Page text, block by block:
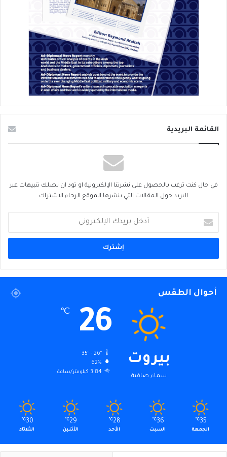
القائمة البريدية
في حال كنت ترغب بالحصول على نشرتنا الإلكترونية او تود ان تصلك تنبيهات عبر
البريد حول المقالات التي ينشرها الموقع الرجاء الاشتراك
بريدك
الإلكتروني
أحوال الطقس
بيروت
سماء صافية
26
℃
35º - 26º
62%
3.84 كيلومتر/ساعة
35
℃
الجمعة
36
℃
السبت
28
℃
الأحد
29
℃
الأثنين
30
℃
الثلاثاء